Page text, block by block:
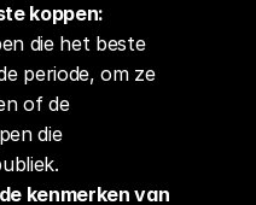
koppen:
die het beste
periode, om ze
of de
die
kenmerken van